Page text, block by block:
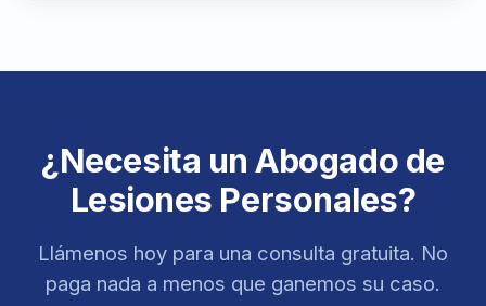
¿Necesita un Abogado de
Lesiones Personales?
Llámenos hoy para una consulta gratuita. No
paga nada a menos que ganemos su caso.